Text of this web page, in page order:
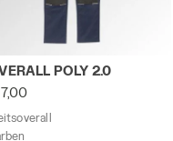
PERFORMANCE 2.0
COVERALL
POLY 2.0